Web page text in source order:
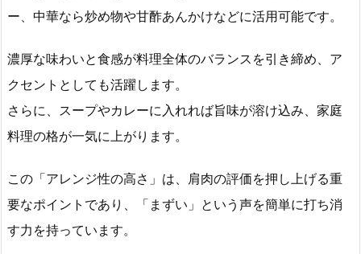
ー、中華なら炒め物や甘酢あんかけなどに活用可能です。
濃厚な味わいと食感が料理全体のバランスを引き締め、ア
クセントとしても活躍します。
さらに、スープやカレーに入れれば旨味が溶け込み、家庭
料理の格が一気に上がります。
この「アレンジ性の高さ」は、肩肉の評価を押し上げる重
要なポイントであり、「まずい」という声を簡単に打ち消
す力を持っています。